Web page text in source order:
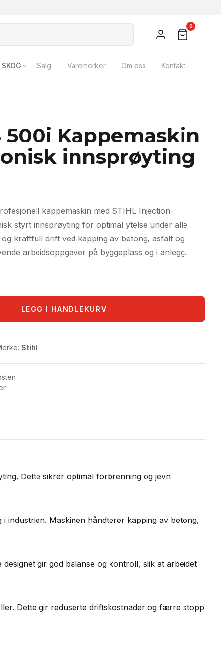
0
SKOG Salg Varemerker Om oss Kontakt
500i Kappemaskin
innsprøyting
kappemaskin med STIHL Injection-
styrt innsprøyting for optimal ytelse under alle
kraftfull drift ved kapping av betong, asfalt og
arbeidsoppgaver på byggeplass og i anlegg.
LEGG I HANDLEKURV
Stihl
Dette sikrer optimal forbrenning og jevn
industrien. Maskinen håndterer kapping av betong,
gir god balanse og kontroll, slik at arbeidet
Dette gir reduserte driftskostnader og færre stopp